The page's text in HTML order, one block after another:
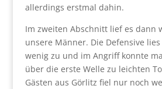
allerdings erstmal dahin.
Im zweiten Abschnitt lief es dann
unsere Männer. Die Defensive
wenig zu und im Angriff konnte
über die erste Welle zu leichten
Gästen aus Görlitz fiel nur noch